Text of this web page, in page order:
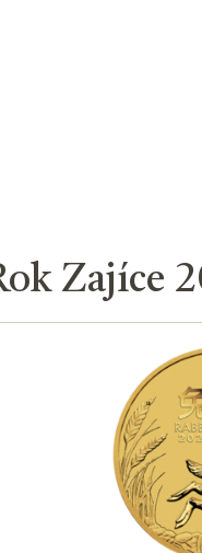
Zajíce